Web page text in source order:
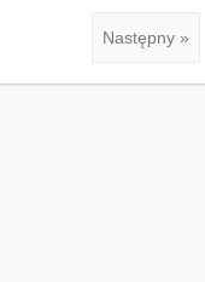
Następny »